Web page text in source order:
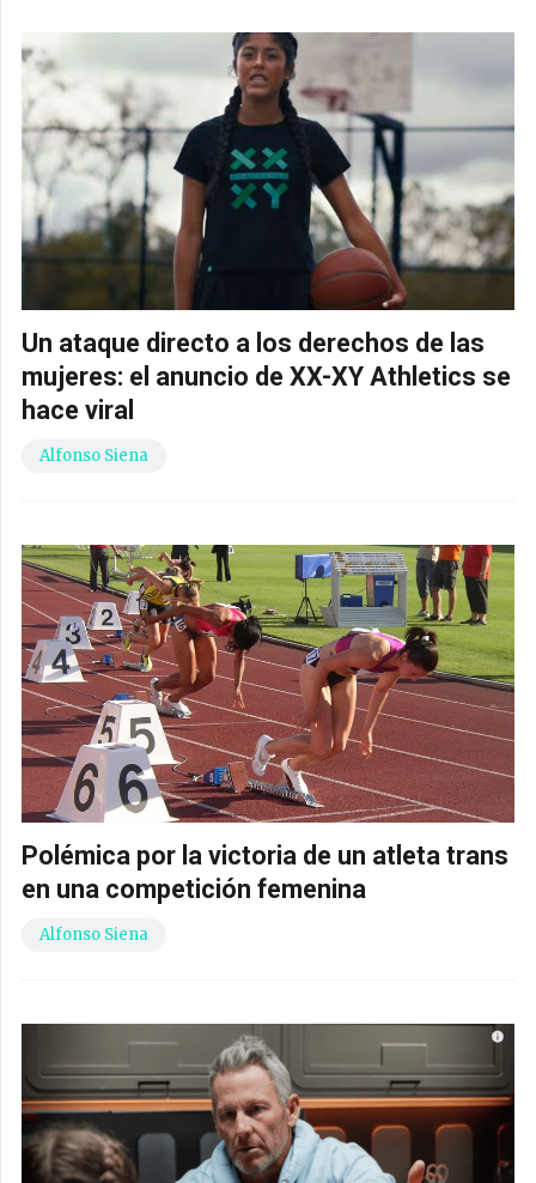
Un ataque directo a los derechos de las
mujeres: el anuncio de XX-XY Athletics se
hace viral
Alfonso Siena
Polémica por la victoria de un atleta trans
en una competición femenina
Alfonso Siena